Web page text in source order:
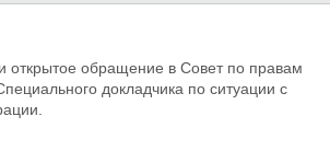
открытое обращение в Совет по правам
докладчика по ситуации с